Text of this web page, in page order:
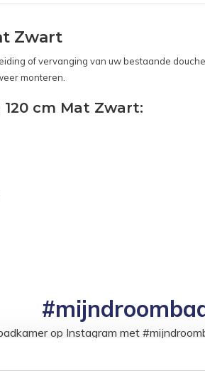
Zwart
of vervanging van uw bestaande
monteren.
cm Mat Zwart:
op Instagram met